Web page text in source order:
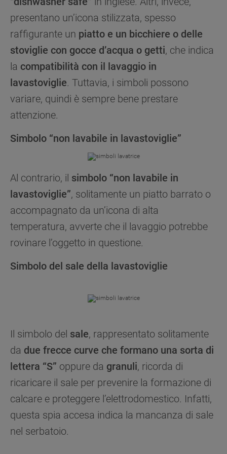
presentano un’icona stilizzata, spesso
raffigurante un piatto e un bicchiere o delle
stoviglie con gocce d’acqua o getti, che indica
la compatibilità con il lavaggio in
lavastoviglie. Tuttavia, i simboli possono
variare, quindi è sempre bene prestare
attenzione.
Simbolo “non lavabile in lavastoviglie”
Al contrario, il simbolo “non lavabile in
lavastoviglie”, solitamente un piatto barrato o
accompagnato da un’icona di alta
temperatura, avverte che il lavaggio potrebbe
rovinare l’oggetto in questione.
Simbolo del sale della lavastoviglie
Il simbolo del sale, rappresentato solitamente
da due frecce curve che formano una sorta di
lettera “S” oppure da granuli, ricorda di
ricaricare il sale per prevenire la formazione di
calcare e proteggere l’elettrodomestico. Infatti,
questa spia accesa indica la mancanza di sale
nel serbatoio.
offrire funzionalità specifiche (cookie
funzionali). Per maggiori informazioni su come
la Società utilizza i cookie o per modificare le
Per maggiori informazioni su come la Società
tratta i dati personali anche raccolti tramite i
scegli di chiudere il banner utilizzando il
pulsante “X” in alto a destra, saranno mantenute
le impostazioni predefinite che non consentono
l’utilizzo di cookie diversi dai cookie tecnici.
COOKIES", acconsenti all'utilizzo di tutti i
nostri cookie e alla condivisione dei tuoi dati
con terze parti per tali finalità. Accedendo alla
sezione “VOGLIO DEFINIRE LE MIE
PREFERENZE SUI COOKIE”, potrai
impostare in modo specifico le tue preferenze.